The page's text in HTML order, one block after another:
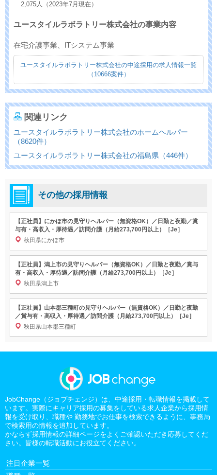
2,075人（2023年7月現在）
ユースタイルラボラトリー株式会社の事業内容
在宅介護事業、ITシステム事業
ユースタイルラボラトリー株式会社の中途採用の求人情報一覧
（10666案件）
関連リンク
ユースタイルラボラトリー株式会社のホームヘルパー
（8620件）
ユースタイルラボラトリー株式会社の福島県（446件）
その他の採用情報
【正社員】にかほ市の見守りヘルパー（無資格OK）／日勤と夜勤／賞
与有・高収入・厚待遇／訪問介護（月給273,700円以上）［Je］
秋田県にかほ市
【正社員】潟上市の見守りヘルパー（無資格OK）／日勤と夜勤／賞与
有・高収入・厚待遇／訪問介護（月給273,700円以上）［Je］
秋田県潟上市
【正社員】山本郡三種町の見守りヘルパー（無資格OK）／日勤と夜勤
／賞与有・高収入・厚待遇／訪問介護（月給273,700円以上）［Je］
秋田県山本郡三種町
JobChange（ジョブチェンジ）は、中途採用・転職情報を掲載して
います。実際にキャリア採用の募集をしている求人企業から採用情
報を受け取り、職種や 勤務地でお仕事を検索できるように、事務局
で検索用の情報を追加しています。
かならず採用情報の詳細ページをよくご確認いただき応募してくだ
さい。皆様の転職活動にお役立てください。
注目企業一覧